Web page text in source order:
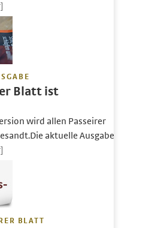
Blatt ist
wird allen Passeirer
aktuelle Ausgabe
BLATT